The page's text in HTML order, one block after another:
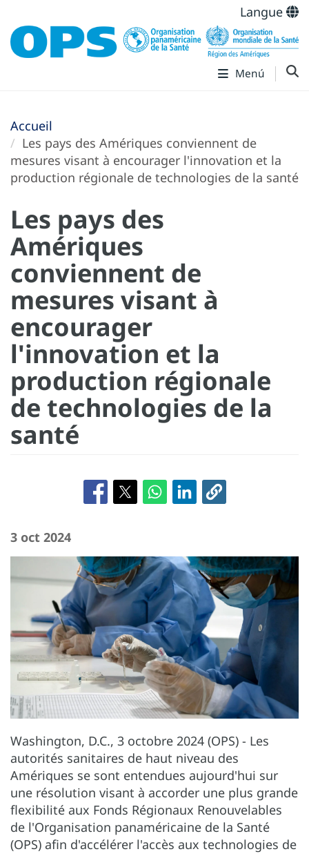
Langue
Menú
Accueil
Les pays des Amériques conviennent de
mesures visant à encourager l'innovation et la
production régionale de technologies de la santé
Les pays des
Amériques
conviennent de
mesures visant à
encourager
l'innovation et la
production régionale
de technologies de la
santé
3 oct 2024
Washington, D.C., 3 octobre 2024 (OPS) - Les
autorités sanitaires de haut niveau des
Amériques se sont entendues aujourd'hui sur
une résolution visant à accorder une plus grande
flexibilité aux Fonds Régionaux Renouvelables
de l'Organisation panaméricaine de la Santé
(OPS) afin d'accélérer l'accès aux technologies de